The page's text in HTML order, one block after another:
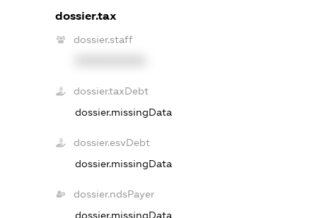
dossier.tax
dossier.staff
dossier.taxDebt
dossier.missingData
dossier.esvDebt
dossier.missingData
dossier.ndsPayer
dossier.missingData